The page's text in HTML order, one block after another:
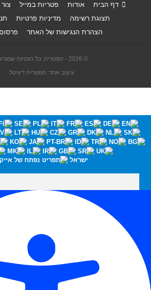
דף הבית אודות פטריות במייל
תצוגת רשימה
מדיניות פרטיות
הצהרת הנגישות של האתר
© 2026 - הפטריה. כל הזכויות שמורות.
עיצוב אתר: הפטריה דיגיטל
ישראל